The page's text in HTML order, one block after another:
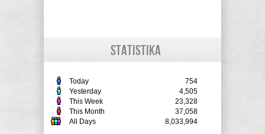
STATISTIKA
Today
754
Yesterday
4,505
This Week
23,328
This Month
37,058
All Days
8,033,994